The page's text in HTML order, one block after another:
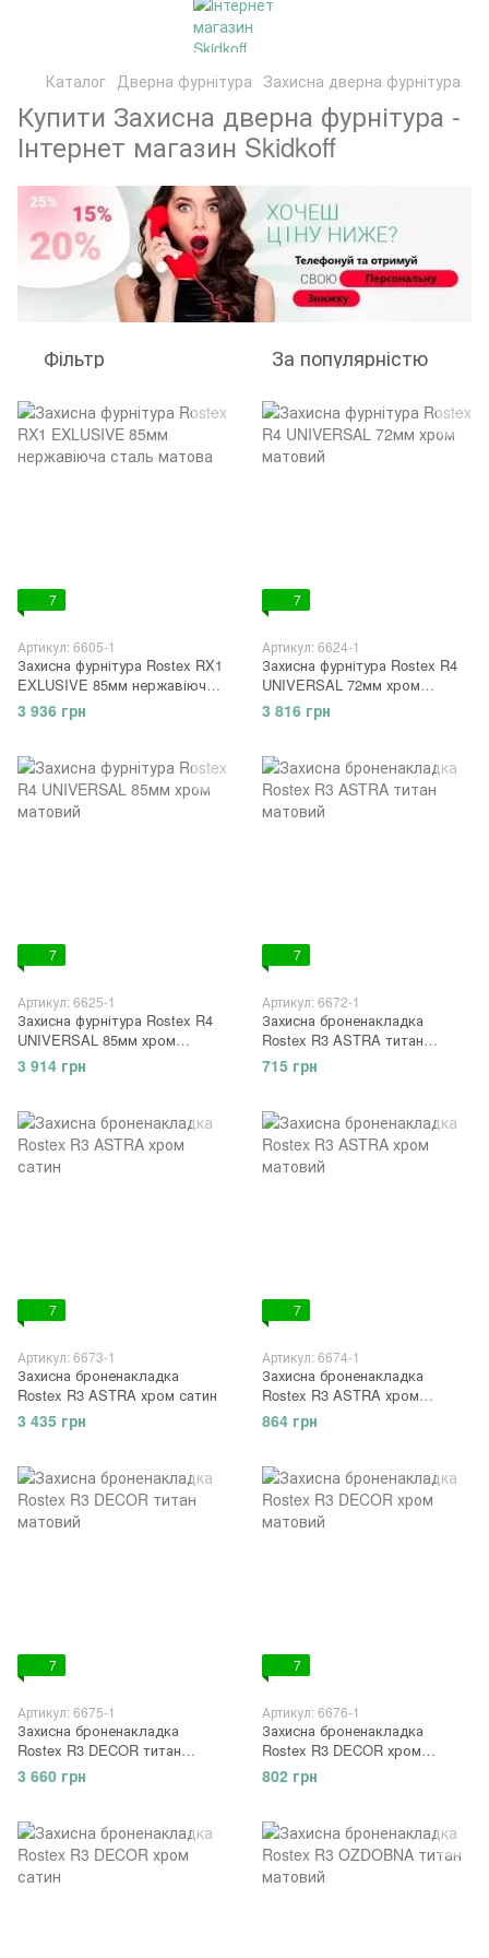
Каталог Дверна фурнітура Захисна дверна фурнітура
Купити Захисна дверна фурнітура -
Інтернет магазин Skidkoff
Фільтр За популярністю
7
Артикул: 6605-1
Захисна фурнітура Rostex RX1
EXLUSIVE 85мм нержавіюча
сталь матова
3 936 грн
7
Артикул: 6624-1
Захисна фурнітура Rostex R4
UNIVERSAL 72мм хром
матовий
3 816 грн
7
Артикул: 6625-1
Захисна фурнітура Rostex R4
UNIVERSAL 85мм хром
матовий
3 914 грн
7
Артикул: 6672-1
Захисна броненакладка
Rostex R3 ASTRA титан
матовий
715 грн
7
Артикул: 6673-1
Захисна броненакладка
Rostex R3 ASTRA хром сатин
3 435 грн
7
Артикул: 6674-1
Захисна броненакладка
Rostex R3 ASTRA хром
матовий
864 грн
7
Артикул: 6675-1
Захисна броненакладка
Rostex R3 DECOR титан
матовий
3 660 грн
7
Артикул: 6676-1
Захисна броненакладка
Rostex R3 DECOR хром
матовий
802 грн